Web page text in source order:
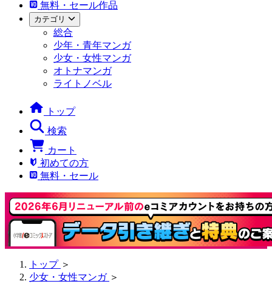
無料・セール作品
カテゴリ
総合
少年・青年マンガ
少女・女性マンガ
オトナマンガ
ライトノベル
トップ
検索
カート
初めての方
無料・セール
トップ ＞
少女・女性マンガ ＞